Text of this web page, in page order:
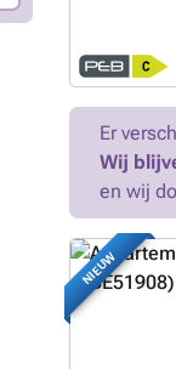
Er
Wij
en wij
NIEUW